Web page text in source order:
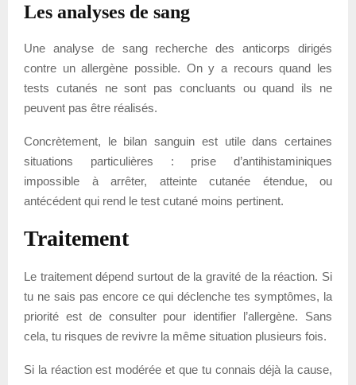
Les analyses de sang
Une analyse de sang recherche des anticorps dirigés
contre un allergène possible. On y a recours quand les
tests cutanés ne sont pas concluants ou quand ils ne
peuvent pas être réalisés.
Concrètement, le bilan sanguin est utile dans certaines
situations particulières : prise d’antihistaminiques
impossible à arrêter, atteinte cutanée étendue, ou
antécédent qui rend le test cutané moins pertinent.
Traitement
Le traitement dépend surtout de la gravité de la réaction. Si
tu ne sais pas encore ce qui déclenche tes symptômes, la
priorité est de consulter pour identifier l’allergène. Sans
cela, tu risques de revivre la même situation plusieurs fois.
Si la réaction est modérée et que tu connais déjà la cause,